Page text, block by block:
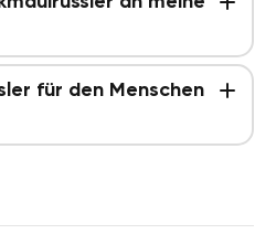
für den Menschen